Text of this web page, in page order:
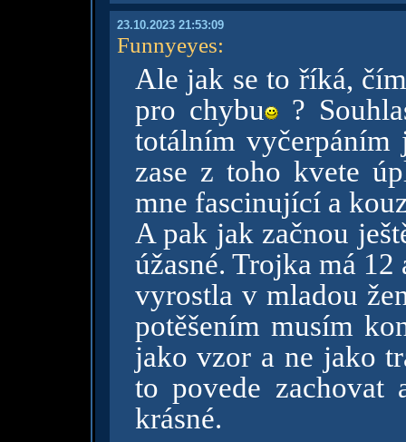
23.10.2023 21:53:09
Funnyeyes:
Ale jak se to říká,
pro chybu ?
totálním
zase z toho kvete
mne fascinující a
A pak jak začnou
úžasné. Trojka má
vyrostla v mladou
potěšením musím
jako vzor a ne jako
to povede
krásné.